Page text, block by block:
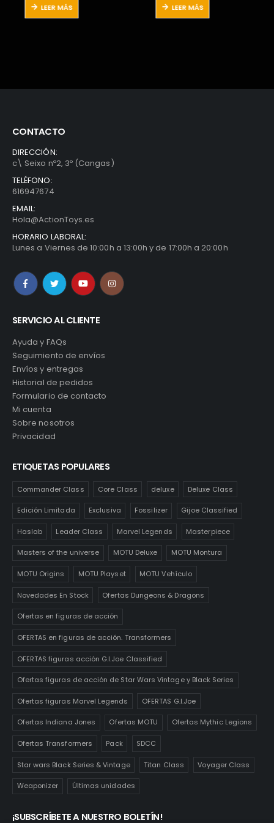
era:
29,95€.
LEER MÁS era:
36,99€.
AÑADIR AL CARRITO
CONTACTO
DIRECCIÓN:
c\ Seixo nº2, 3º (Cangas)
TELÉFONO:
616947674
EMAIL:
Hola@ActionToys.es
HORARIO LABORAL:
Lunes a Viernes de 10:00h a 13:00h y de 17:00h a 20:00h
SERVICIO AL CLIENTE
Ayuda y FAQs
Seguimiento de envíos
Envíos y entregas
Historial de pedidos
Formulario de contacto
Mi cuenta
Sobre nosotros
Privacidad
ETIQUETAS POPULARES
Commander Class Core Class deluxe Deluxe Class
Edición Limitada Exclusiva Fossilizer Gijoe Classified
Haslab Leader Class Marvel Legends Masterpiece
Masters of the universe MOTU Deluxe MOTU Montura
MOTU Origins MOTU Playset MOTU Vehículo
Novedades En Stock Ofertas Dungeons & Dragons
Ofertas en figuras de acción
OFERTAS en figuras de acción. Transformers
OFERTAS figuras acción G.I.Joe Classified
Ofertas figuras de acción de Star Wars Vintage y Black Series
Ofertas figuras Marvel Legends OFERTAS G.I.Joe
Ofertas Indiana Jones Ofertas MOTU Ofertas Mythic Legions
Ofertas Transformers Pack SDCC
Star wars Black Series & Vintage Titan Class Voyager Class
Weaponizer Últimas unidades
¡SUBSCRÍBETE A NUESTRO BOLETÍN!